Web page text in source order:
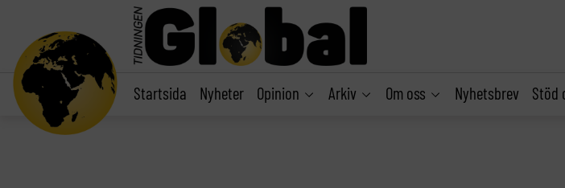
Startsida Nyheter Opinion Arkiv Om oss Nyhetsbrev Stöd